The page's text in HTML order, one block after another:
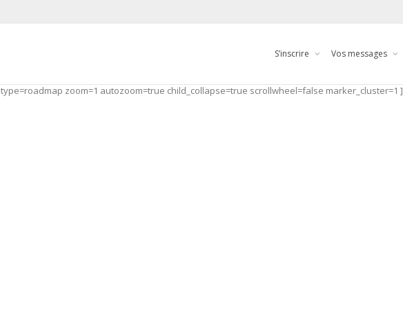
S’inscrire Vos messages
zoom=1 autozoom=true child_collapse=true scrollwheel=false marker_cluster=1 ]